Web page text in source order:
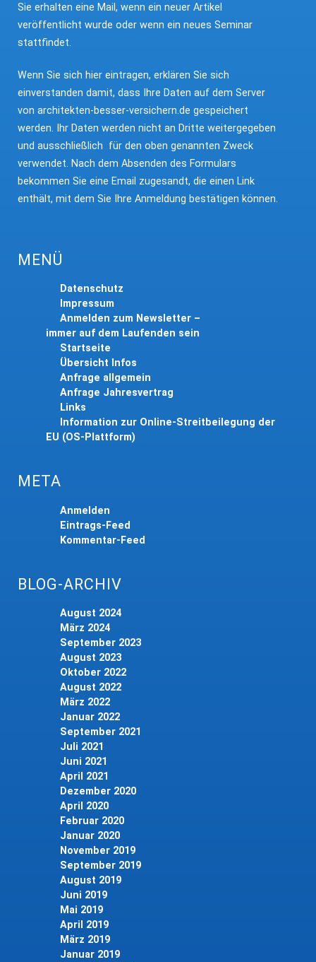
Sie erhalten eine Mail, wenn ein neuer Artikel
veröffentlicht wurde oder wenn ein neues Seminar
stattfindet.
Wenn Sie sich hier eintragen, erklären Sie sich
einverstanden damit, dass Ihre Daten auf dem Server
von architekten-besser-versichern.de gespeichert
werden. Ihr Daten werden nicht an Dritte weitergegeben
und ausschließlich für den oben genannten Zweck
verwendet. Nach dem Absenden des Formulars
bekommen Sie eine Email zugesandt, die einen Link
enthält, mit dem Sie Ihre Anmeldung bestätigen können.
MENÜ
Datenschutz
Impressum
Anmelden zum Newsletter –
immer auf dem Laufenden sein
Startseite
Übersicht Infos
Anfrage allgemein
Anfrage Jahresvertrag
Links
Information zur Online-Streitbeilegung der
EU (OS-Plattform)
META
Anmelden
Eintrags-Feed
Kommentar-Feed
BLOG-ARCHIV
August 2024
März 2024
September 2023
August 2023
Oktober 2022
August 2022
März 2022
Januar 2022
September 2021
Juli 2021
Juni 2021
April 2021
Dezember 2020
April 2020
Februar 2020
Januar 2020
November 2019
September 2019
August 2019
Juni 2019
Mai 2019
April 2019
März 2019
Januar 2019